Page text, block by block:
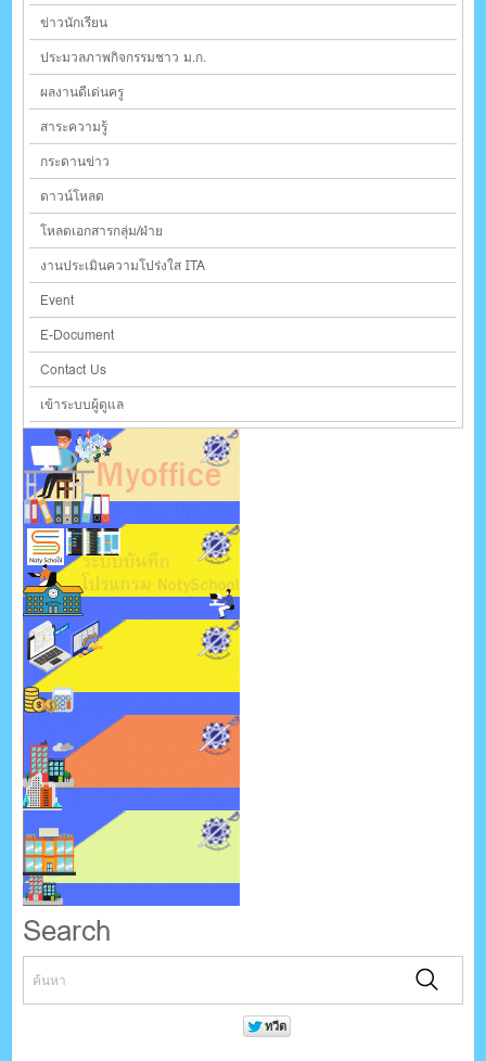
ข่าวนักเรียน
ประมวลภาพกิจกรรมชาว ม.ก.
ผลงานดีเด่นครู
สาระความรู้
กระดานข่าว
ดาวน์โหลด
โหลดเอกสารกลุ่ม/ฝ่าย
งานประเมินความโปร่งใส ITA
Event
E-Document
Contact Us
เข้าระบบผู้ดูแล
Search